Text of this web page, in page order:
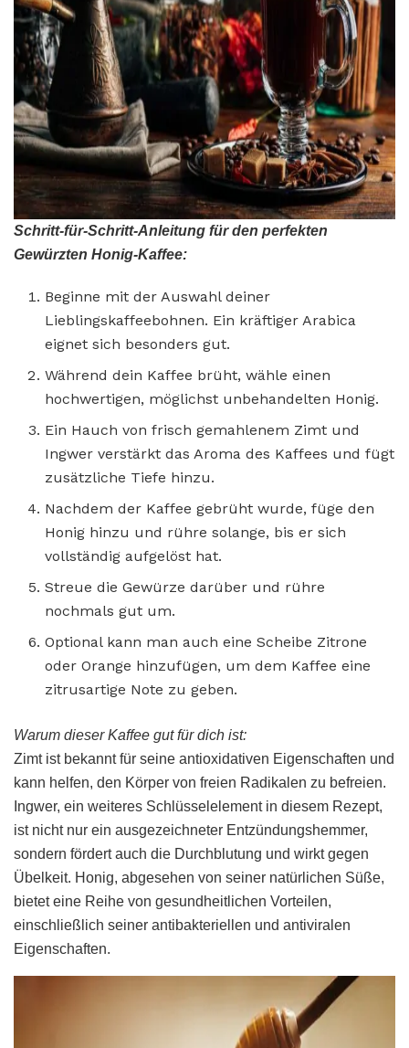
Schritt-für-Schritt-Anleitung für den perfekten
Gewürzten Honig-Kaffee:
Beginne mit der Auswahl deiner
Lieblingskaffeebohnen. Ein kräftiger Arabica
eignet sich besonders gut.
Während dein Kaffee brüht, wähle einen
hochwertigen, möglichst unbehandelten Honig.
Ein Hauch von frisch gemahlenem Zimt und
Ingwer verstärkt das Aroma des Kaffees und fügt
zusätzliche Tiefe hinzu.
Nachdem der Kaffee gebrüht wurde, füge den
Honig hinzu und rühre solange, bis er sich
vollständig aufgelöst hat.
Streue die Gewürze darüber und rühre
nochmals gut um.
Optional kann man auch eine Scheibe Zitrone
oder Orange hinzufügen, um dem Kaffee eine
zitrusartige Note zu geben.
Warum dieser Kaffee gut für dich ist:
Zimt ist bekannt für seine antioxidativen Eigenschaften und
kann helfen, den Körper von freien Radikalen zu befreien.
Ingwer, ein weiteres Schlüsselelement in diesem Rezept,
ist nicht nur ein ausgezeichneter Entzündungshemmer,
sondern fördert auch die Durchblutung und wirkt gegen
Übelkeit. Honig, abgesehen von seiner natürlichen Süße,
bietet eine Reihe von gesundheitlichen Vorteilen,
einschließlich seiner antibakteriellen und antiviralen
Eigenschaften.